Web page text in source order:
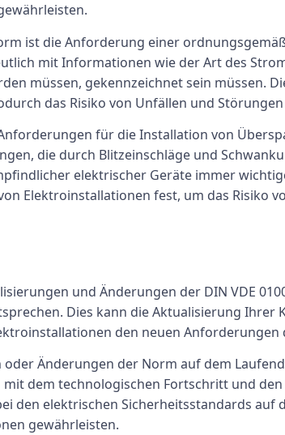
ist die Anforderung einer
mit Informationen wie der Art des
müssen, gekennzeichnet sein müssen.
das Risiko von Unfällen und
für die Installation von
die durch Blitzeinschläge und
elektrischer Geräte immer
Elektroinstallationen fest, um das Risiko
und Änderungen der DIN VDE
Dies kann die Aktualisierung Ihrer
den neuen
Änderungen der Norm auf dem
dem technologischen Fortschritt und
den elektrischen Sicherheitsstandards auf
gewährleisten.